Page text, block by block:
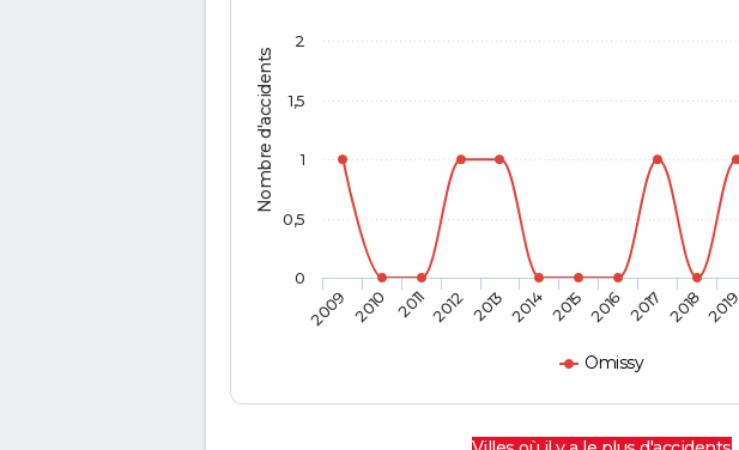
Nombre d'accidents
Omissy
2009 2010 2011 2012 2013 2014 2015 2016 2017 2018 2019
0
0,5
1
1,5
2